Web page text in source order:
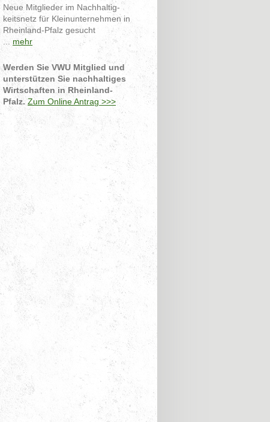
Neue Mitglieder im Nachhaltig-
keitsnetz für Kleinunternehmen in
Rheinland-Pfalz gesucht
... mehr
Werden Sie VWU Mitglied und
unterstützen Sie nachhaltiges
Wirtschaften in Rheinland-
Pfalz. Zum Online Antrag >>>